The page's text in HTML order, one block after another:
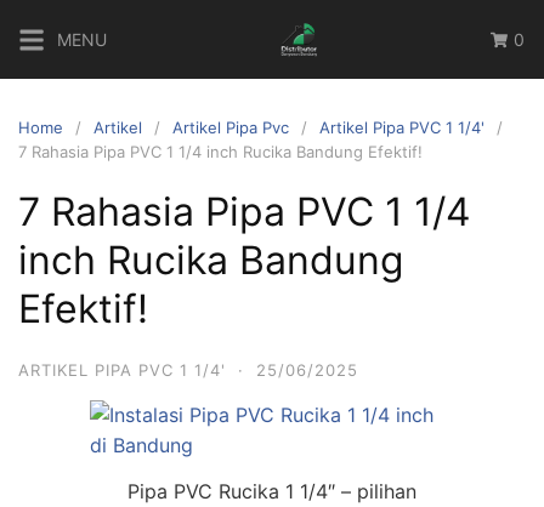
content
MENU 0
Home Artikel Artikel Pipa Pvc
Artikel Pipa PVC 1 1/4'
7 Rahasia Pipa PVC 1 1/4 inch Rucika Bandung Efektif!
7 Rahasia Pipa PVC 1 1/4
inch Rucika Bandung
Efektif!
ARTIKEL PIPA PVC 1 1/4' · 25/06/2025
Pipa PVC Rucika 1 1/4″ – pilihan